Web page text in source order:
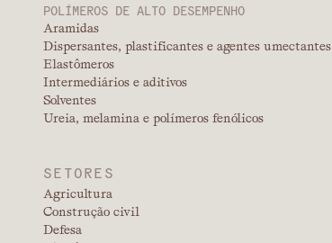
POLÍMEROS DE ALTO DESEMPENHO
Aramidas
Dispersantes, plastificantes e agentes umectantes
Elastômeros
Intermediários e aditivos
Solventes
Ureia, melamina e polímeros fenólicos
SETORES
Agricultura
Construção civil
Defesa